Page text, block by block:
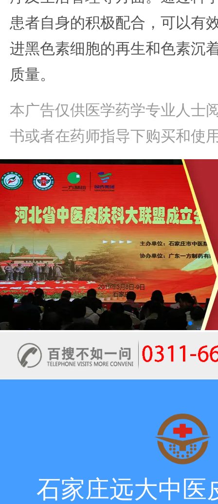
患者自身的积极配合，可以有
进黑色素细胞的再生和色素沉
质量。
本广告仅供医学药学专业人士
书或者在药师指导下购买和使
石家庄远大中医